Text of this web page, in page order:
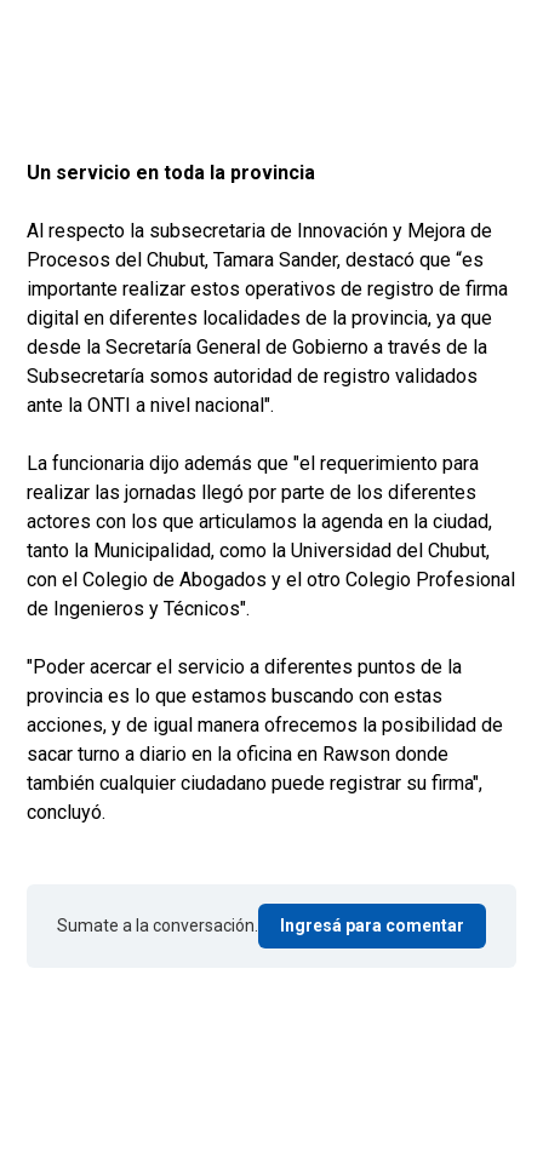
Un servicio en toda la provincia
Al respecto la subsecretaria de Innovación y Mejora de
Procesos del Chubut, Tamara Sander, destacó que “es
importante realizar estos operativos de registro de firma
digital en diferentes localidades de la provincia, ya que
desde la Secretaría General de Gobierno a través de la
Subsecretaría somos autoridad de registro validados
ante la ONTI a nivel nacional".
La funcionaria dijo además que "el requerimiento para
realizar las jornadas llegó por parte de los diferentes
actores con los que articulamos la agenda en la ciudad,
tanto la Municipalidad, como la Universidad del Chubut,
con el Colegio de Abogados y el otro Colegio Profesional
de Ingenieros y Técnicos".
"Poder acercar el servicio a diferentes puntos de la
provincia es lo que estamos buscando con estas
acciones, y de igual manera ofrecemos la posibilidad de
sacar turno a diario en la oficina en Rawson donde
también cualquier ciudadano puede registrar su firma",
concluyó.
Sumate a la conversación. Ingresá para comentar